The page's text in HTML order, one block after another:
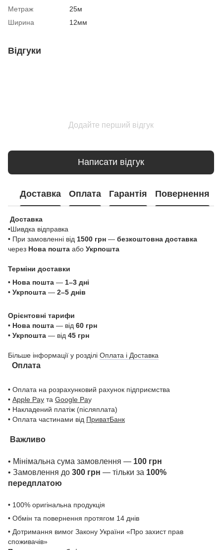
Метраж
25м
Ширина
12мм
Відгуки
Додайте перший відгук
Написати відгук
Доставка Оплата Гарантія Повернення
Доставка
•Шивдка відправка
• При замовленні від 1500 грн — безкоштовна доставка
через Нова пошта або Укрпошта
Терміни доставки
• Нова пошта — 1–3 дні
• Укрпошта — 2–5 днів
Орієнтовні тарифи
• Нова пошта — від 60 грн
• Укрпошта — від 45 грн
Більше інформації у розділі Оплата і Доставка
Оплата
• Оплата на розрахунковий рахунок підприємства
• Apple Pay та Google Pay
• Накладений платіж (післяплата)
• Оплата частинами від ПриватБанк
Важливо
• Мінімальна сума замовлення — 100 грн
• Замовлення до 300 грн — тільки за 100%
передплатою
• 100% оригінальна продукція
• Обмін та повернення протягом 14 днів
• Дотримання вимог Закону України «Про захист прав
споживачів»